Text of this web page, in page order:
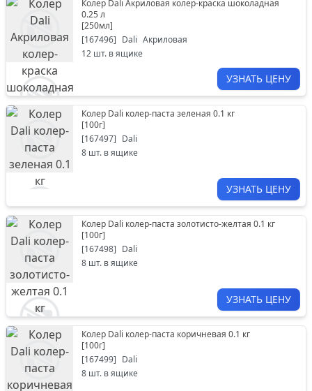
Колер Dali Акриловая колер-краска шоколадная
0.25 л
[250мл]
[167496] Dali Акриловая
12 шт. в ящике
УЗНАТЬ ЦЕНУ
Колер Dali колер-паста зеленая 0.1 кг
[100г]
[167497] Dali
8 шт. в ящике
УЗНАТЬ ЦЕНУ
Колер Dali колер-паста золотисто-желтая 0.1 кг
[100г]
[167498] Dali
8 шт. в ящике
УЗНАТЬ ЦЕНУ
Колер Dali колер-паста коричневая 0.1 кг
[100г]
[167499] Dali
8 шт. в ящике